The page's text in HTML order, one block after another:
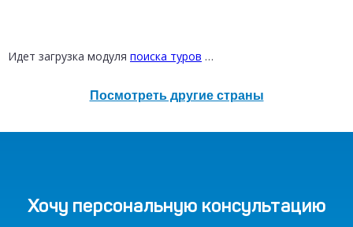
Идет загрузка модуля поиска туров …
Посмотреть другие страны
Хочу персональную консультацию